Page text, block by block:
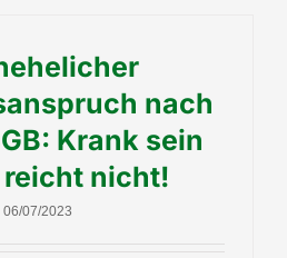
nach
Krank sein
nicht!
06/07/2023